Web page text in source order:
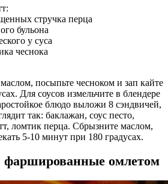
стручка перца
бульона
у суса
чеснока
посыпьте чесноком и зап кайте
Для соусов измельчите в блендере
блюдо выложи 8 сэндвичей,
так: баклажан, соус песто,
ломтик перца. Сбрызните маслом,
5-10 минут при 180 градусах.
омлетом